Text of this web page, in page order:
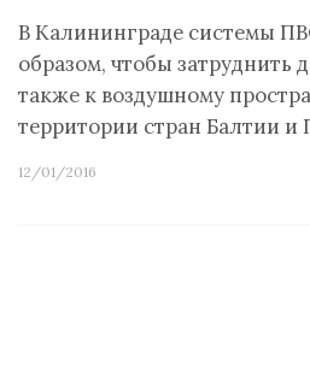
В Калининграде системы
образом, чтобы затруднить
также к воздушному
территории стран Балтии
12/01/2016